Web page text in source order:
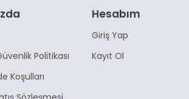
Politikası
Koşulları
Hesabım
Giriş Yap
Kayıt Ol